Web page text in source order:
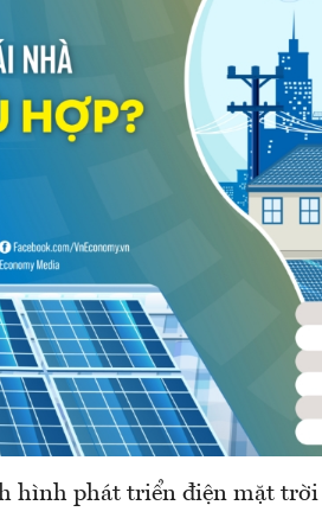
hình phát triển điện mặt trời